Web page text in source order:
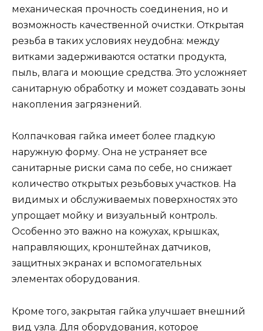
механическая прочность соединения, но и
возможность качественной очистки. Открытая
резьба в таких условиях неудобна: между
витками задерживаются остатки продукта,
пыль, влага и моющие средства. Это усложняет
санитарную обработку и может создавать зоны
накопления загрязнений.
Колпачковая гайка имеет более гладкую
наружную форму. Она не устраняет все
санитарные риски сама по себе, но снижает
количество открытых резьбовых участков. На
видимых и обслуживаемых поверхностях это
упрощает мойку и визуальный контроль.
Особенно это важно на кожухах, крышках,
направляющих, кронштейнах датчиков,
защитных экранах и вспомогательных
элементах оборудования.
Кроме того, закрытая гайка улучшает внешний
вид узла. Для оборудования, которое